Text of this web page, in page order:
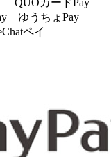
QUOカードPay
ゆうちょPay
ペイ